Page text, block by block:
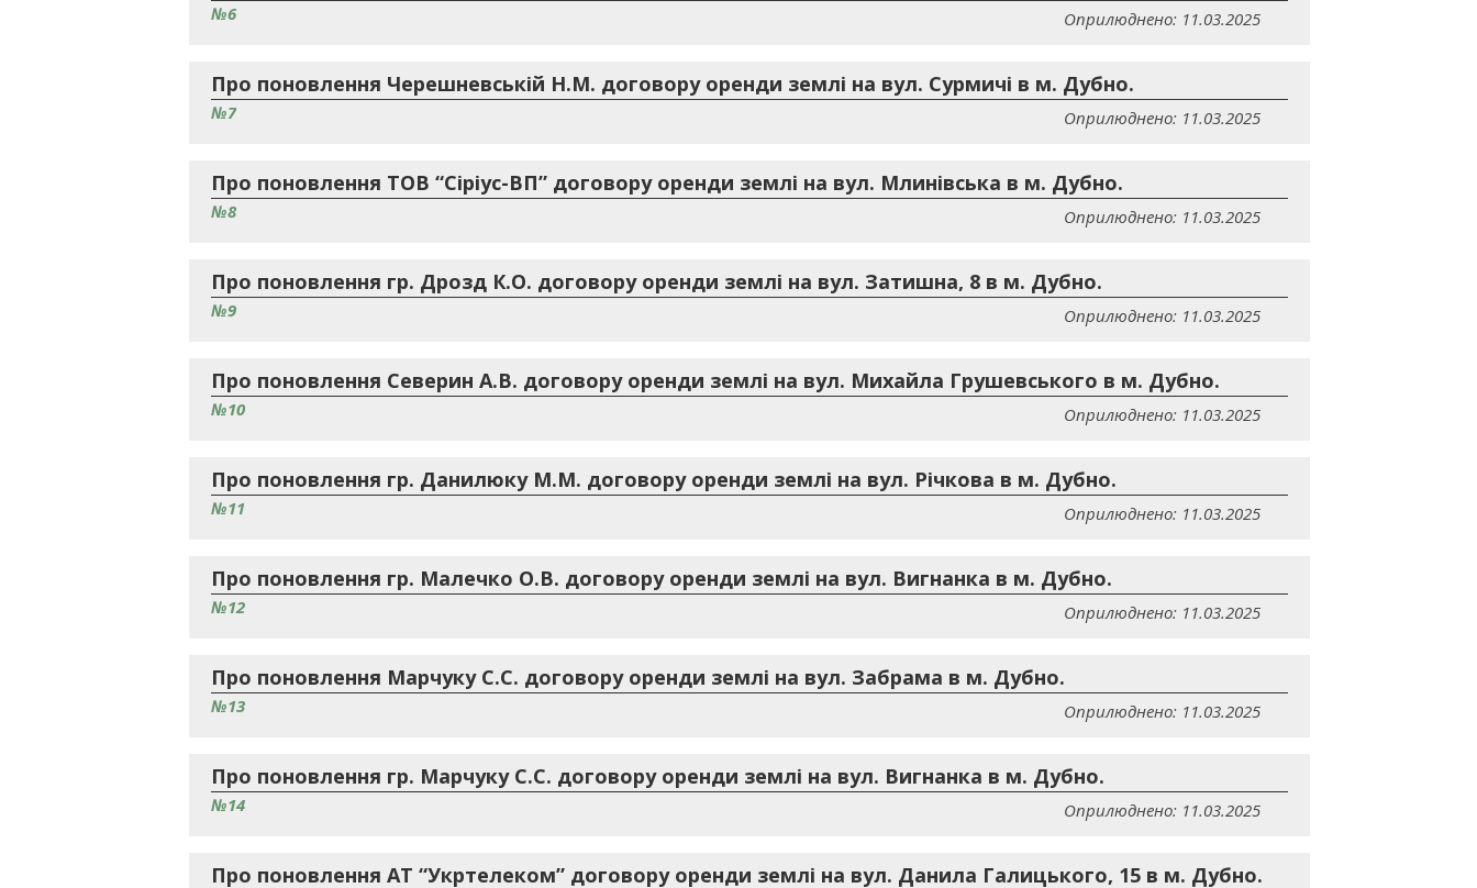
№6 Оприлюднено: 11.03.2025
Про поновлення Черешневській Н.М. договору оренди землі на вул. Сурмичі в м. Дубно.
№7 Оприлюднено: 11.03.2025
Про поновлення ТОВ “Сіріус-ВП” договору оренди землі на вул. Млинівська в м. Дубно.
№8 Оприлюднено: 11.03.2025
Про поновлення гр. Дрозд К.О. договору оренди землі на вул. Затишна, 8 в м. Дубно.
№9 Оприлюднено: 11.03.2025
Про поновлення Северин А.В. договору оренди землі на вул. Михайла Грушевського в м. Дубно.
№10 Оприлюднено: 11.03.2025
Про поновлення гр. Данилюку М.М. договору оренди землі на вул. Річкова в м. Дубно.
№11 Оприлюднено: 11.03.2025
Про поновлення гр. Малечко О.В. договору оренди землі на вул. Вигнанка в м. Дубно.
№12 Оприлюднено: 11.03.2025
Про поновлення Марчуку С.С. договору оренди землі на вул. Забрама в м. Дубно.
№13 Оприлюднено: 11.03.2025
Про поновлення гр. Марчуку С.С. договору оренди землі на вул. Вигнанка в м. Дубно.
№14 Оприлюднено: 11.03.2025
Про поновлення АТ “Укртелеком” договору оренди землі на вул. Данила Галицького, 15 в м. Дубно.